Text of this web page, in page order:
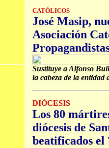
CATÓLICOS
José Masip,
Asociación
Sustituye a Alfonso
la cabeza de la entidad
DIÓCESIS
Los 80
diócesis de
beatificados el